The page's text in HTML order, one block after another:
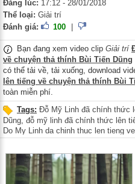
Đăng lúc: 17:12 - 28/01/2018
Thể loại: Giải trí
Đánh giá:
100
Bạn đang xem video clip Giải trí
về chuyện thả thính Bùi Tiến Dũng
có thể tải về, tải xuống, download
lên tiếng về chuyện thả thính Bùi
toàn miễn phí.
Tags: Đỗ Mỹ Linh đã chính thức
Dũng đỗ mỹ linh đã chính thức lên
Do My Linh da chinh thuc len tieng